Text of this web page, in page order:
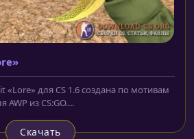
для CS 1.6 создана по мотивам
из CS:GO....
Скачать